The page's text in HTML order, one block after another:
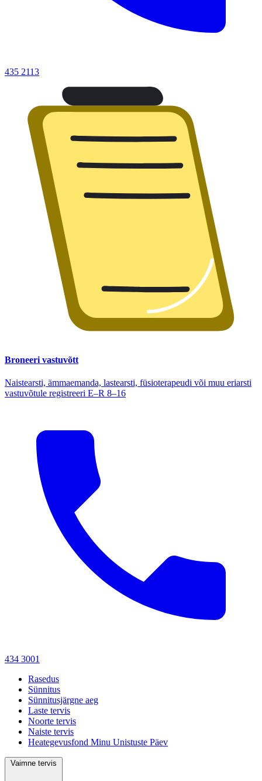
435 2113
Broneeri vastuvõtt
Naistearsti, ämmaemanda, lastearsti, füsioterapeudi või muu eriarsti
vastuvõtule registreeri E–R 8–16
434 3001
Rasedus
Sünnitus
Sünnitusjärgne aeg
Laste tervis
Noorte tervis
Naiste tervis
Heategevusfond Minu Unistuste Päev
Vaimne tervis